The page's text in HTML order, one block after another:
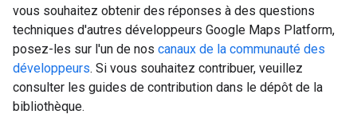
vous souhaitez obtenir des réponses à des questions
techniques d'autres développeurs Google Maps Platform,
posez-les sur l'un de nos canaux de la communauté des
développeurs. Si vous souhaitez contribuer, veuillez
consulter les guides de contribution dans le dépôt de la
bibliothèque.